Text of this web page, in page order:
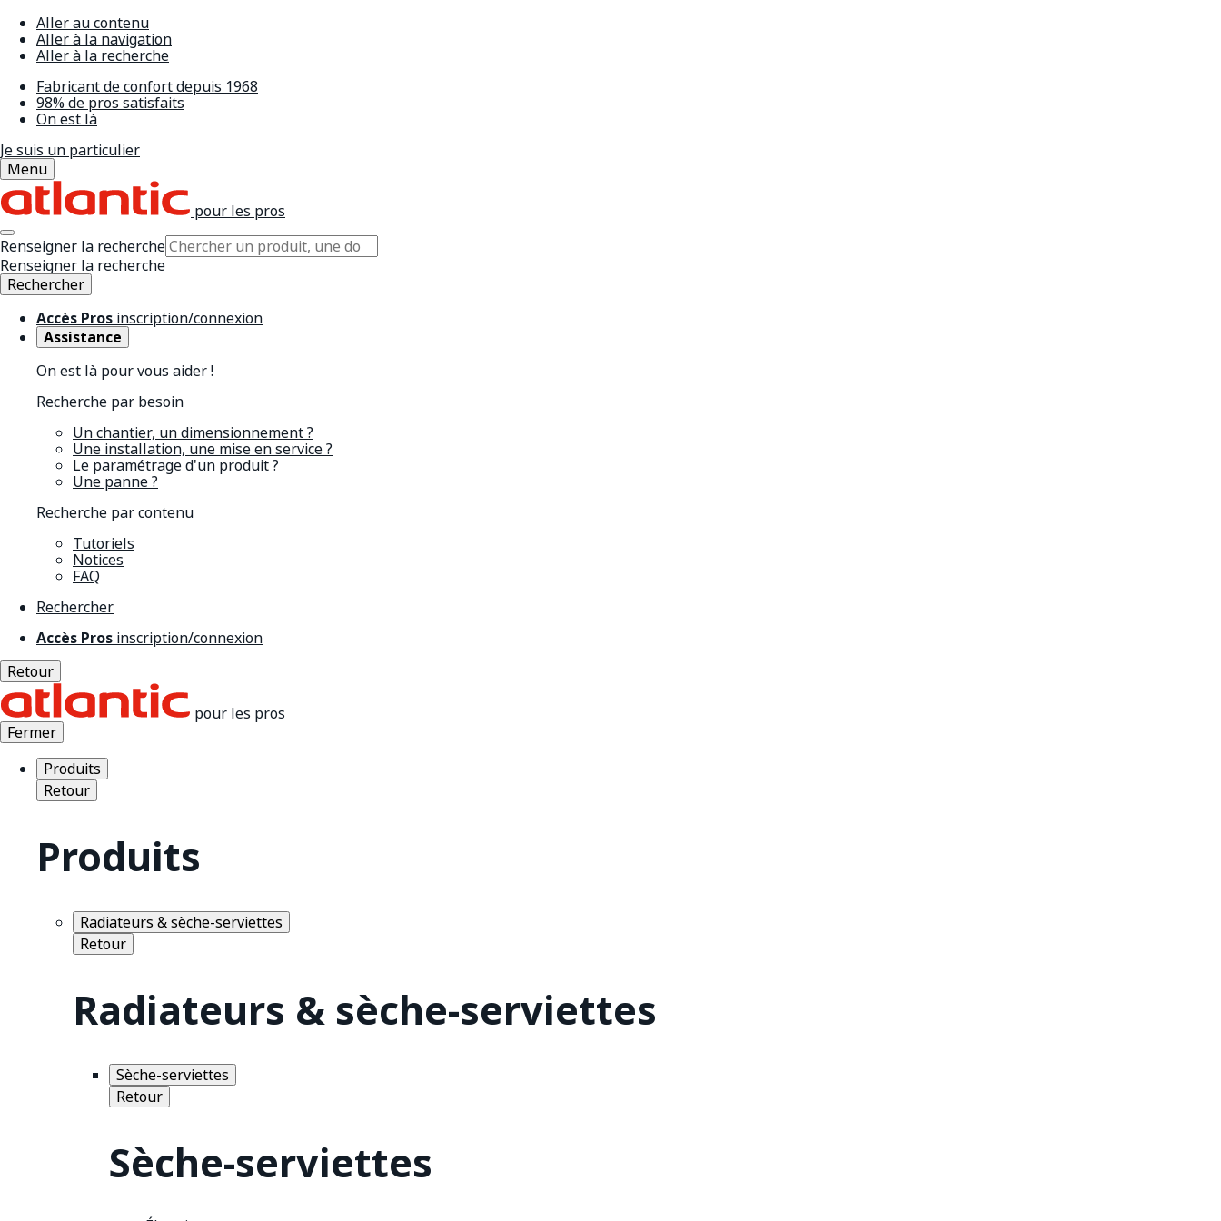
Aller au contenu
Aller à la navigation
Aller à la recherche
Fabricant de confort depuis 1968
98% de pros satisfaits
On est là
Je suis un particulier
Menu
pour les pros
Renseigner la recherche
Renseigner la recherche
Rechercher
Accès Pros inscription/connexion
Assistance
On est là pour vous aider !
Recherche par besoin
Un chantier, un dimensionnement ?
Une installation, une mise en service ?
Le paramétrage d'un produit ?
Une panne ?
Recherche par contenu
Tutoriels
Notices
FAQ
Rechercher
Accès Pros inscription/connexion
Retour
pour les pros
Fermer
Produits
Retour
Produits
Radiateurs & sèche-serviettes
Retour
Radiateurs & sèche-serviettes
Sèche-serviettes
Retour
Sèche-serviettes